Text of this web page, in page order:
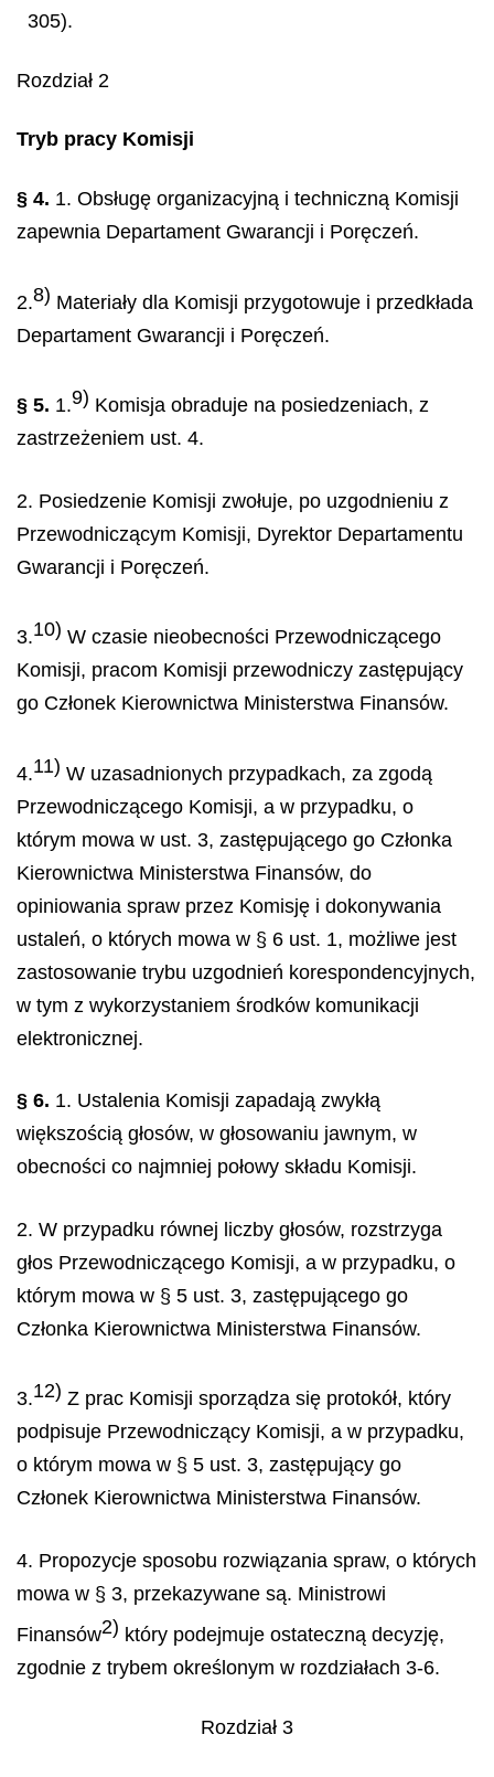
305).
Rozdział 2
Tryb pracy Komisji
§ 4. 1. Obsługę organizacyjną i techniczną Komisji
zapewnia Departament Gwarancji i Poręczeń.
2.8) Materiały dla Komisji przygotowuje i przedkłada
Departament Gwarancji i Poręczeń.
§ 5. 1.9) Komisja obraduje na posiedzeniach, z
zastrzeżeniem ust. 4.
2. Posiedzenie Komisji zwołuje, po uzgodnieniu z
Przewodniczącym Komisji, Dyrektor Departamentu
Gwarancji i Poręczeń.
3.10) W czasie nieobecności Przewodniczącego
Komisji, pracom Komisji przewodniczy zastępujący
go Członek Kierownictwa Ministerstwa Finansów.
4.11) W uzasadnionych przypadkach, za zgodą
Przewodniczącego Komisji, a w przypadku, o
którym mowa w ust. 3, zastępującego go Członka
Kierownictwa Ministerstwa Finansów, do
opiniowania spraw przez Komisję i dokonywania
ustaleń, o których mowa w § 6 ust. 1, możliwe jest
zastosowanie trybu uzgodnień korespondencyjnych,
w tym z wykorzystaniem środków komunikacji
elektronicznej.
§ 6. 1. Ustalenia Komisji zapadają zwykłą
większością głosów, w głosowaniu jawnym, w
obecności co najmniej połowy składu Komisji.
2. W przypadku równej liczby głosów, rozstrzyga
głos Przewodniczącego Komisji, a w przypadku, o
którym mowa w § 5 ust. 3, zastępującego go
Członka Kierownictwa Ministerstwa Finansów.
3.12) Z prac Komisji sporządza się protokół, który
podpisuje Przewodniczący Komisji, a w przypadku,
o którym mowa w § 5 ust. 3, zastępujący go
Członek Kierownictwa Ministerstwa Finansów.
4. Propozycje sposobu rozwiązania spraw, o których
mowa w § 3, przekazywane są. Ministrowi
Finansów2) który podejmuje ostateczną decyzję,
zgodnie z trybem określonym w rozdziałach 3-6.
Rozdział 3